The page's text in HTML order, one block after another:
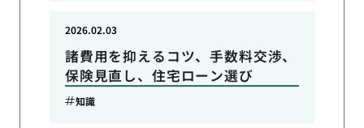
諸費用を抑えるコツ、手数料交渉、
保険見直し、住宅ローン選び
2026.02.03
知識